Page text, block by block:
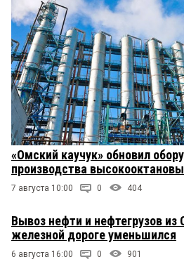
«Омский каучук» обновил
производства
7 августа 10:00 0 404
Вывоз нефти и нефтегрузов из
железной дороге уменьшился
6 августа 16:00 0 901